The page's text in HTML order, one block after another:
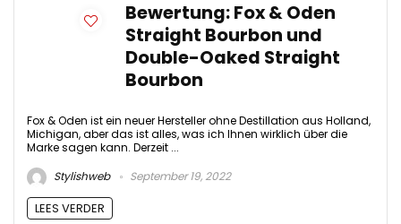
Bewertung: Fox & Oden
Straight Bourbon und
Double-Oaked Straight
Bourbon
Fox & Oden ist ein neuer Hersteller ohne Destillation aus Holland,
Michigan, aber das ist alles, was ich Ihnen wirklich über die
Marke sagen kann. Derzeit ...
Stylishweb
September 19, 2022
LEES VERDER